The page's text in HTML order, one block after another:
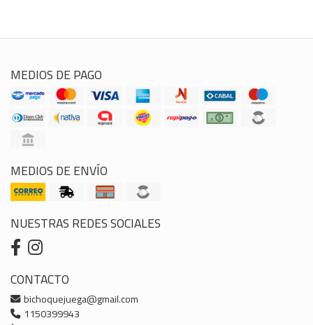
MEDIOS DE PAGO
MEDIOS DE ENVÍO
NUESTRAS REDES SOCIALES
CONTACTO
bichoquejuega@gmail.com
1150399943